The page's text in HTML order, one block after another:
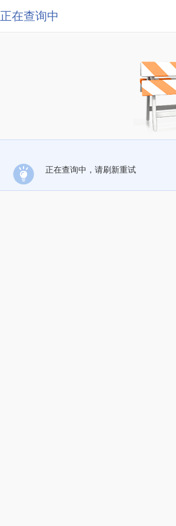
正在查询中
正在查询中，请刷新重试